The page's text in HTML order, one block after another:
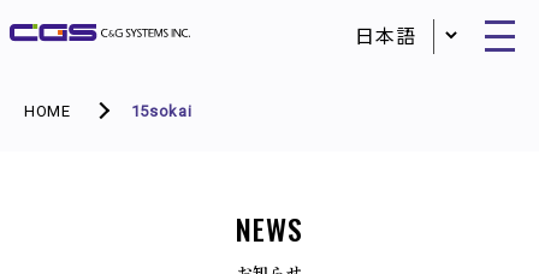
HOME 15sokai
NEWS